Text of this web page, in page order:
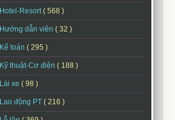
Hotel-Resort( 568 )
Hướng dẫn viên ( 32 )
Kế toán ( 295 )
Kỹ thuật-Cơ điện ( 188 )
Lái xe ( 98 )
Lao động PT ( 216 )